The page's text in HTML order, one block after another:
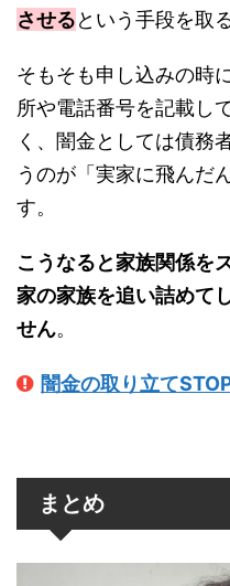
させるという手段を取
そもそも申し込みの時
所や電話番号を記載し
く、闇金としては債務
うのが「実家に飛んだ
す。
こうなると家族関係を
家の家族を追い詰めて
せん。
闇金の取り立て
まとめ